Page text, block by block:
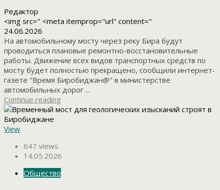
Редактор
<img src=" <meta itemprop="url" content="
24.06.2026
На автомобильному мосту через реку Бира будут
проводиться плановые ремонтно-восстановительные
работы. Движение всех видов транспортных средств по
мосту будет полностью прекращено, сообщили интернет-
газете "Время Биробиджан@" в министерстве
автомобильных дорог ...
Continue reading
View
647 views
14.05.2026
Общество